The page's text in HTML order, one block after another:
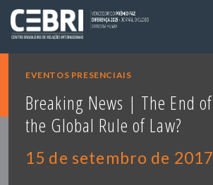
EVENTOS PRESENCIAIS
Breaking News | The End of
the Global Rule of Law?
15 de setembro de 2017